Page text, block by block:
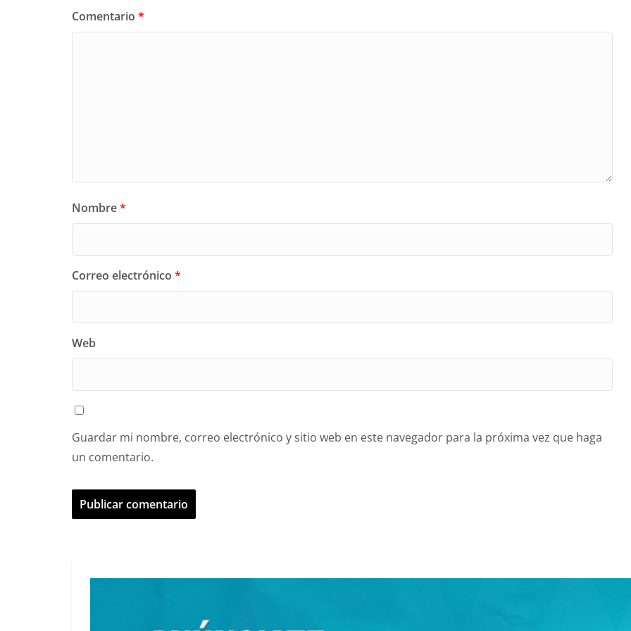
Comentario *
Nombre*
Correo electrónico *
Web
Guardar mi nombre, correo electrónico y sitio web en este navegador para la próxima vez que haga
un comentario.